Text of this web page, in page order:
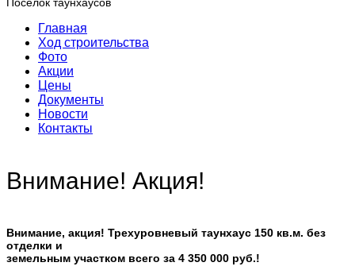
Главная
Ход строительства
Фото
Акции
Цены
Документы
Новости
Контакты
Внимание! Акция!
Внимание, акция! Трехуровневый таунхаус 150 кв.м. без
отделки и
земельным участком всего за 4 350 000 руб.!